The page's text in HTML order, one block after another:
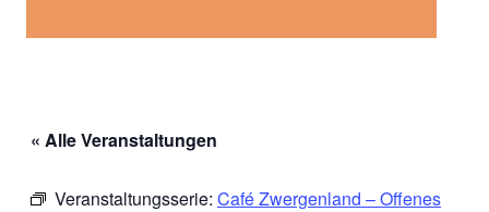
« Alle Veranstaltungen
Veranstaltungsserie: Café Zwergenland – Offenes